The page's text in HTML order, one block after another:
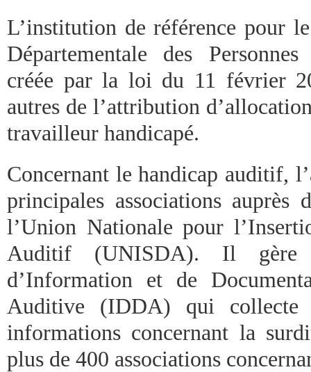
L’institution de référence pour
Départementale des
créée par la loi du 11 février
autres de l’attribution
travailleur handicapé.
Concernant le handicap auditif,
principales associations auprès
l’Union Nationale pour
Auditif (UNISDA). Il gère
d’Information et de
Auditive (IDDA) qui collecte
informations concernant la
plus de 400 associations